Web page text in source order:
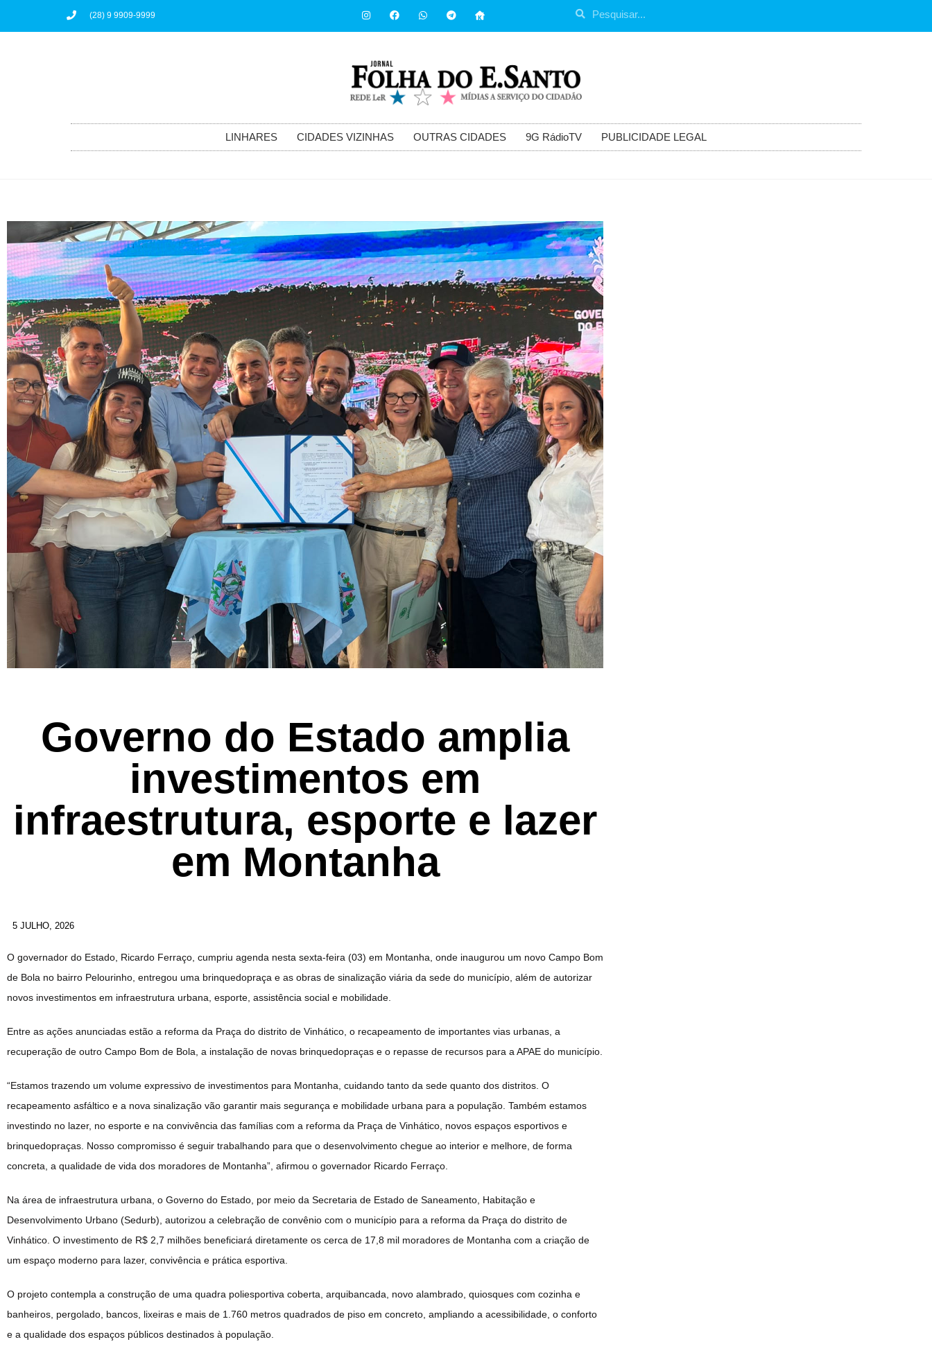
(28) 9 9909-9999
LINHARES CIDADES VIZINHAS OUTRAS CIDADES 9G RádioTV PUBLICIDADE LEGAL
Governo do Estado amplia
investimentos em
infraestrutura, esporte e lazer
em Montanha
5 JULHO, 2026
O governador do Estado, Ricardo Ferraço, cumpriu agenda nesta sexta-feira (03) em Montanha, onde inaugurou um novo Campo Bom
de Bola no bairro Pelourinho, entregou uma brinquedopraça e as obras de sinalização viária da sede do município, além de autorizar
novos investimentos em infraestrutura urbana, esporte, assistência social e mobilidade.
Entre as ações anunciadas estão a reforma da Praça do distrito de Vinhático, o recapeamento de importantes vias urbanas, a
recuperação de outro Campo Bom de Bola, a instalação de novas brinquedopraças e o repasse de recursos para a APAE do município.
“Estamos trazendo um volume expressivo de investimentos para Montanha, cuidando tanto da sede quanto dos distritos. O
recapeamento asfáltico e a nova sinalização vão garantir mais segurança e mobilidade urbana para a população. Também estamos
investindo no lazer, no esporte e na convivência das famílias com a reforma da Praça de Vinhático, novos espaços esportivos e
brinquedopraças. Nosso compromisso é seguir trabalhando para que o desenvolvimento chegue ao interior e melhore, de forma
concreta, a qualidade de vida dos moradores de Montanha”, afirmou o governador Ricardo Ferraço.
Na área de infraestrutura urbana, o Governo do Estado, por meio da Secretaria de Estado de Saneamento, Habitação e
Desenvolvimento Urbano (Sedurb), autorizou a celebração de convênio com o município para a reforma da Praça do distrito de
Vinhático. O investimento de R$ 2,7 milhões beneficiará diretamente os cerca de 17,8 mil moradores de Montanha com a criação de
um espaço moderno para lazer, convivência e prática esportiva.
O projeto contempla a construção de uma quadra poliesportiva coberta, arquibancada, novo alambrado, quiosques com cozinha e
banheiros, pergolado, bancos, lixeiras e mais de 1.760 metros quadrados de piso em concreto, ampliando a acessibilidade, o conforto
e a qualidade dos espaços públicos destinados à população.